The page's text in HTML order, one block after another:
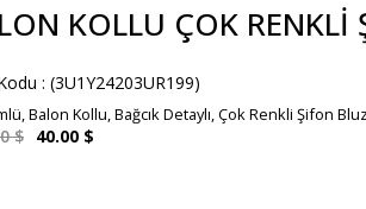
KOLLU ÇOK RENKLI
(3U1Y24203UR199)
Balon Kollu, Bağcık Detaylı, Çok Renkli Şifon Bluz
$ 40.00 $